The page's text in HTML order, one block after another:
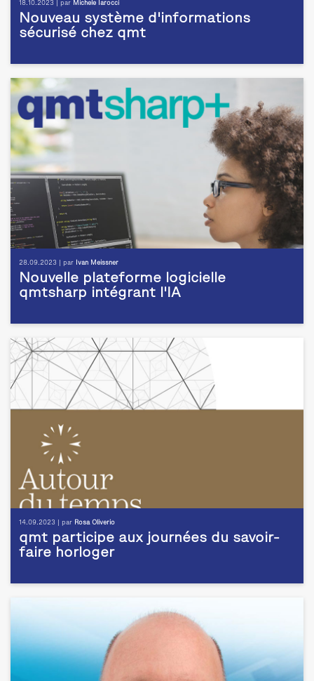
18.10.2023 | par Michele Iarocci
Nouveau système d'informations
sécurisé chez qmt
28.09.2023 | par Ivan Meissner
Nouvelle plateforme logicielle
qmtsharp intégrant l'IA
14.09.2023 | par Rosa Oliverio
qmt participe aux journées du savoir-
faire horloger